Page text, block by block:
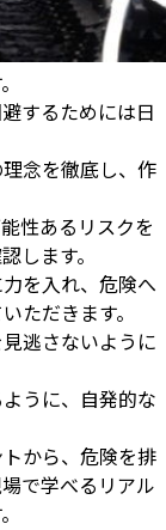
するためには日
念を徹底し、作
性あるリスクを
します。
を入れ、危険へ
ただきます。
逃さないように
うに、自発的な
から、危険を排
で学べるリアル